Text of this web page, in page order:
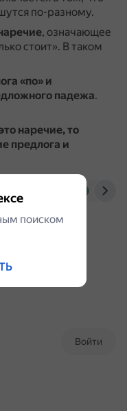
по-разному.
, означающее
стоит». В таком
«по» и
падежа.
наречие, то
предлога и
Войти
поиском